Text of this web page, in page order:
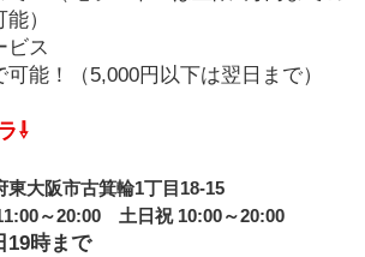
）
ス
能！（5,000円以下は翌日まで）
⇩
東大阪市古箕輪1丁目18-15
～20:00　土日祝 10:00～20:00
時まで